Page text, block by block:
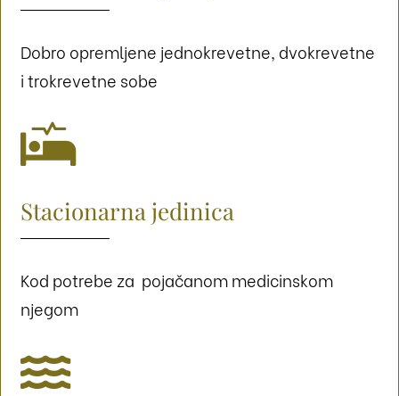
Dobro opremljene jednokrevetne, dvokrevetne
i trokrevetne sobe

Stacionarna jedinica
Kod potrebe za pojačanom medicinskom
njegom
